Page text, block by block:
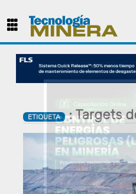
ETIQUETA : Targets